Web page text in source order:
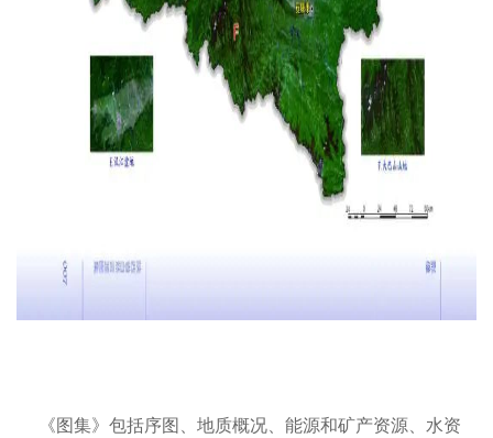
《图集》包括序图、地质概况、能源和矿产资源、水资